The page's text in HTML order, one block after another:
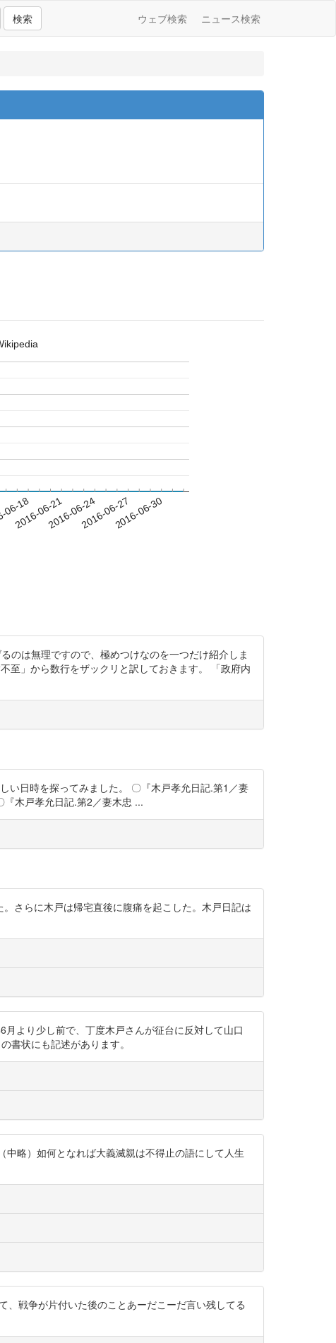
検索 ウェブ検索 ニュース検索
18
2016-06-212016-06-242016-06-272016-06-30
のは無理ですので、極めつけなのを一つだけ紹介しま
至」から数行をザックリと訳しておきます。 「政府内
い日時を探ってみました。 〇『木戸孝允日記.第1／妻
木戸孝允日記.第2／妻木忠 ...
さらに木戸は帰宅直後に腹痛を起こした。木戸日記は
より少し前で、丁度木戸さんが征台に反対して山口
書状にも記述があります。
略）如何となれば大義滅親は不得止の語にして人生
戦争が片付いた後のことあーだこーだ言い残してる